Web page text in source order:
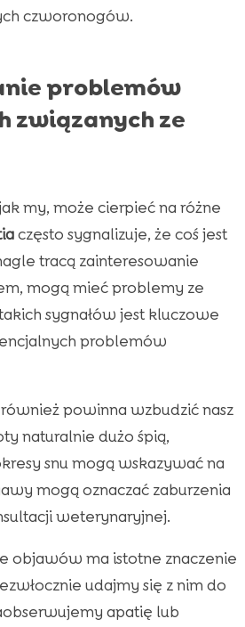
czworonogów.
problemów
związanych ze
my, może cierpieć na różne
często sygnalizuje, że coś jest
tracą zainteresowanie
mogą mieć problemy ze
sygnałów jest kluczowe
problemów
powinna wzbudzić nasz
naturalnie dużo śpią,
snu mogą wskazywać na
mogą oznaczać zaburzenia
weterynaryjnej.
objawów ma istotne znaczenie
udajmy się z nim do
apatię lub